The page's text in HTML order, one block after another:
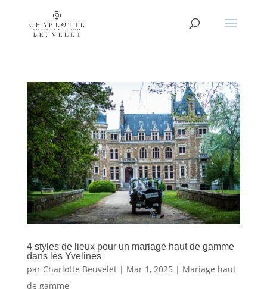
4 styles de lieux pour un mariage haut de gamme
dans les Yvelines
par Charlotte Beuvelet| Mar 1, 2025 | Mariage haut
de gamme